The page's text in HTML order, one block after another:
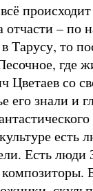
– по
Тарусу, то
где
Цветаев со
его знали и
есть
Есть люди